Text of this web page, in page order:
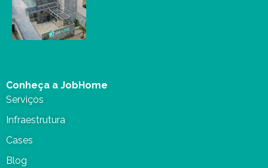
Conheça a JobHome
Serviços
Infraestrutura
Cases
Blog